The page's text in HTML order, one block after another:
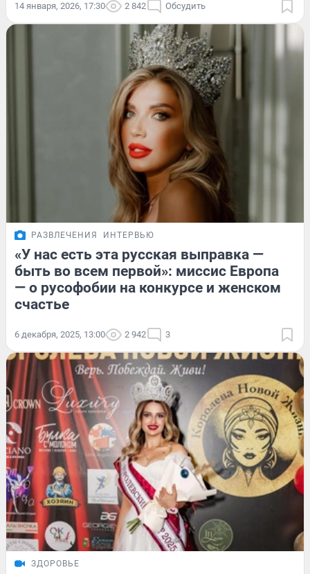
14 января, 2026, 17:30 2 842 Обсудить
РАЗВЛЕЧЕНИЯ ИНТЕРВЬЮ
«У нас есть эта русская выправка —
быть во всем первой»: миссис Европа
— о русофобии на конкурсе и женском
счастье
6 декабря, 2025, 13:00 2 942 3
ЗДОРОВЬЕ